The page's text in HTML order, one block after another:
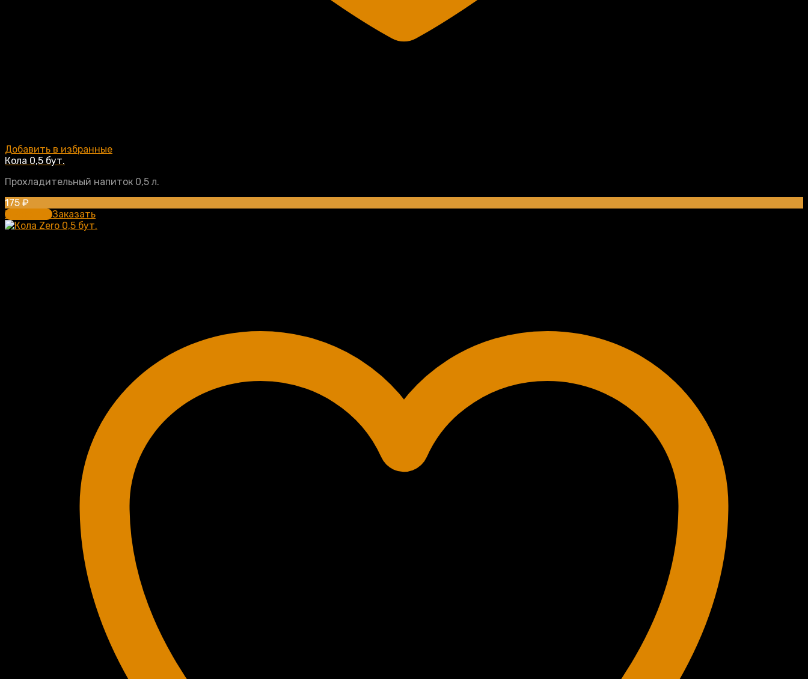
Добавить в избранные
Кола 0,5 бут.
Прохладительный напиток 0,5 л.
175 ₽
В корзинуЗаказать